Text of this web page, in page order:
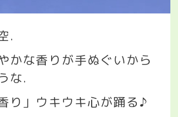
.
かな香りが手ぬぐいから
な.
り」ウキウキ心が踊る♪